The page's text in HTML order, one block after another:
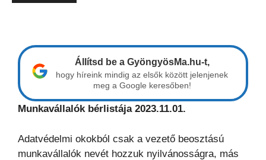
Állítsd be a GyöngyösMa.hu-t,
hogy híreink mindig az elsők között jelenjenek
meg a Google keresőben!
Munkavállalók bérlistája 2023.11.01.
Adatvédelmi okokból csak a vezető beosztású
munkavállalók nevét hozzuk nyilvánosságra, más